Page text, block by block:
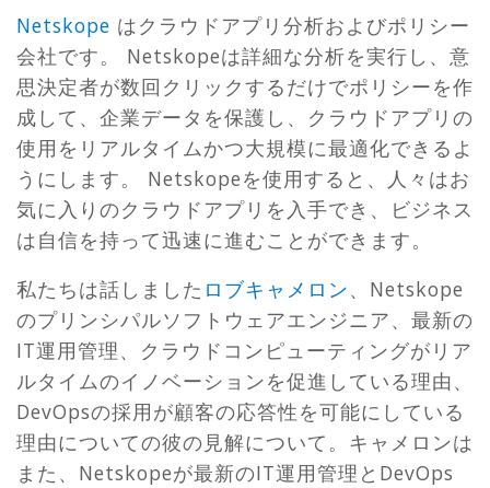
Netskope はクラウドアプリ分析およびポリシー
会社です。 Netskopeは詳細な分析を実行し、意
思決定者が数回クリックするだけでポリシーを作
成して、企業データを保護し、クラウドアプリの
使用をリアルタイムかつ大規模に最適化できるよ
うにします。 Netskopeを使用すると、人々はお
気に入りのクラウドアプリを入手でき、ビジネス
は自信を持って迅速に進むことができます。
私たちは話しました ロブキャメロン、Netskope
のプリンシパルソフトウェアエンジニア、最新の
IT運用管理、クラウドコンピューティングがリア
ルタイムのイノベーションを促進している理由、
DevOpsの採用が顧客の応答性を可能にしている
理由についての彼の見解について。キャメロンは
また、Netskopeが最新のIT運用管理とDevOps